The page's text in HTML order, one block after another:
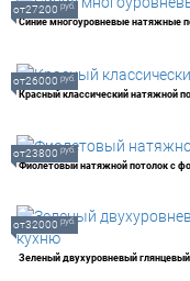
Синие многоуровневые натяжные
от27200 руб.
Красный классический натяжной
от26000 руб.
Фиолетовый натяжной потолок с
от23800 руб.
Зеленый двухуровневый
от32000 руб.